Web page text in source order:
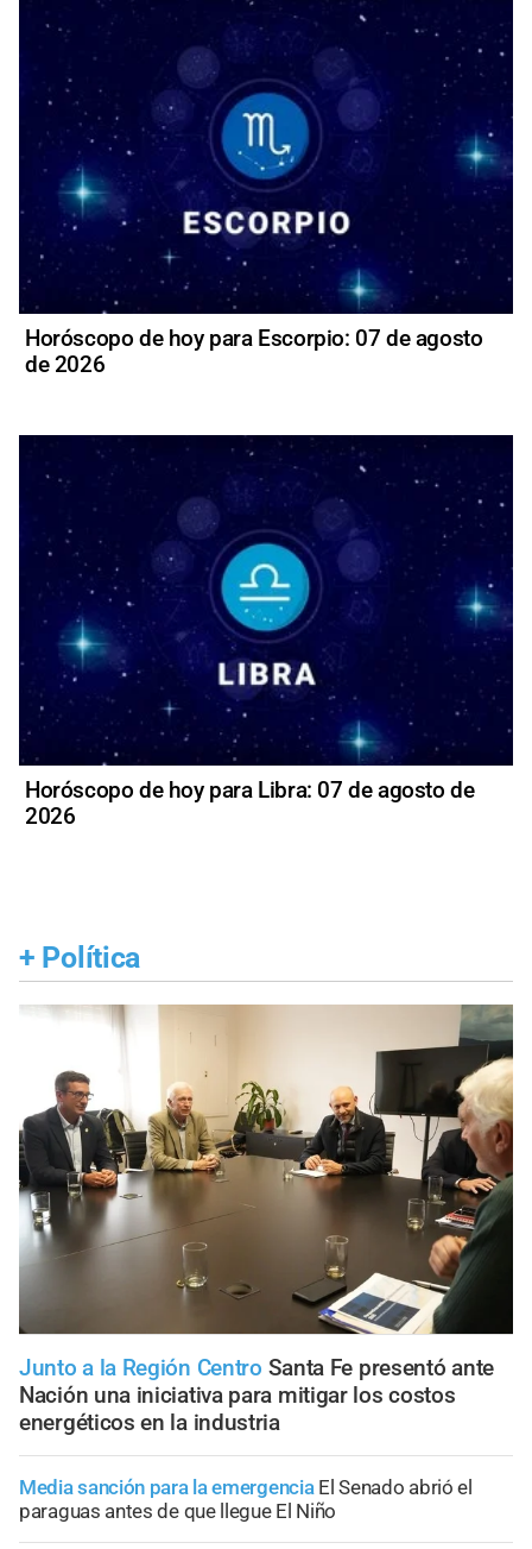
Horóscopo de hoy para Escorpio: 07 de agosto
de 2026
Horóscopo de hoy para Libra: 07 de agosto de
2026
+ Política
Junto a la Región Centro Santa Fe presentó ante
Nación una iniciativa para mitigar los costos
energéticos en la industria
Media sanción para la emergencia El Senado abrió el
paraguas antes de que llegue El Niño